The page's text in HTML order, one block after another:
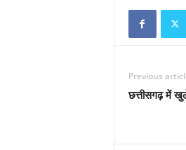
Previous
छत्तीसगढ़ में